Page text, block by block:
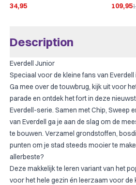
34,95 109,95
Description
Everdell Junior
Speciaal voor de kleine fans van Everdell
Ga mee over de touwbrug, kijk uit voor
parade en ontdek het fort in deze
Everdell-serie. Samen met Chip, Sweep
van Everdell ga je aan de slag om de
te bouwen. Verzamel grondstoffen,
punten om je stad steeds mooier te
allerbeste?
Deze makkelijk te leren variant van het
voor het hele gezin én leerzaam voor de